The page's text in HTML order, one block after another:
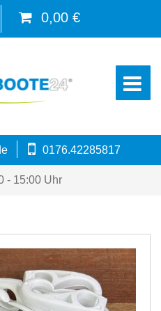
0,00 €
☰
0176.42285817
- 15:00 Uhr